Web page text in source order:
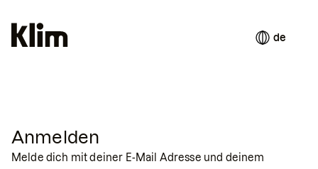
de
Anmelden
Melde dich mit deiner E-Mail Adresse und deinem